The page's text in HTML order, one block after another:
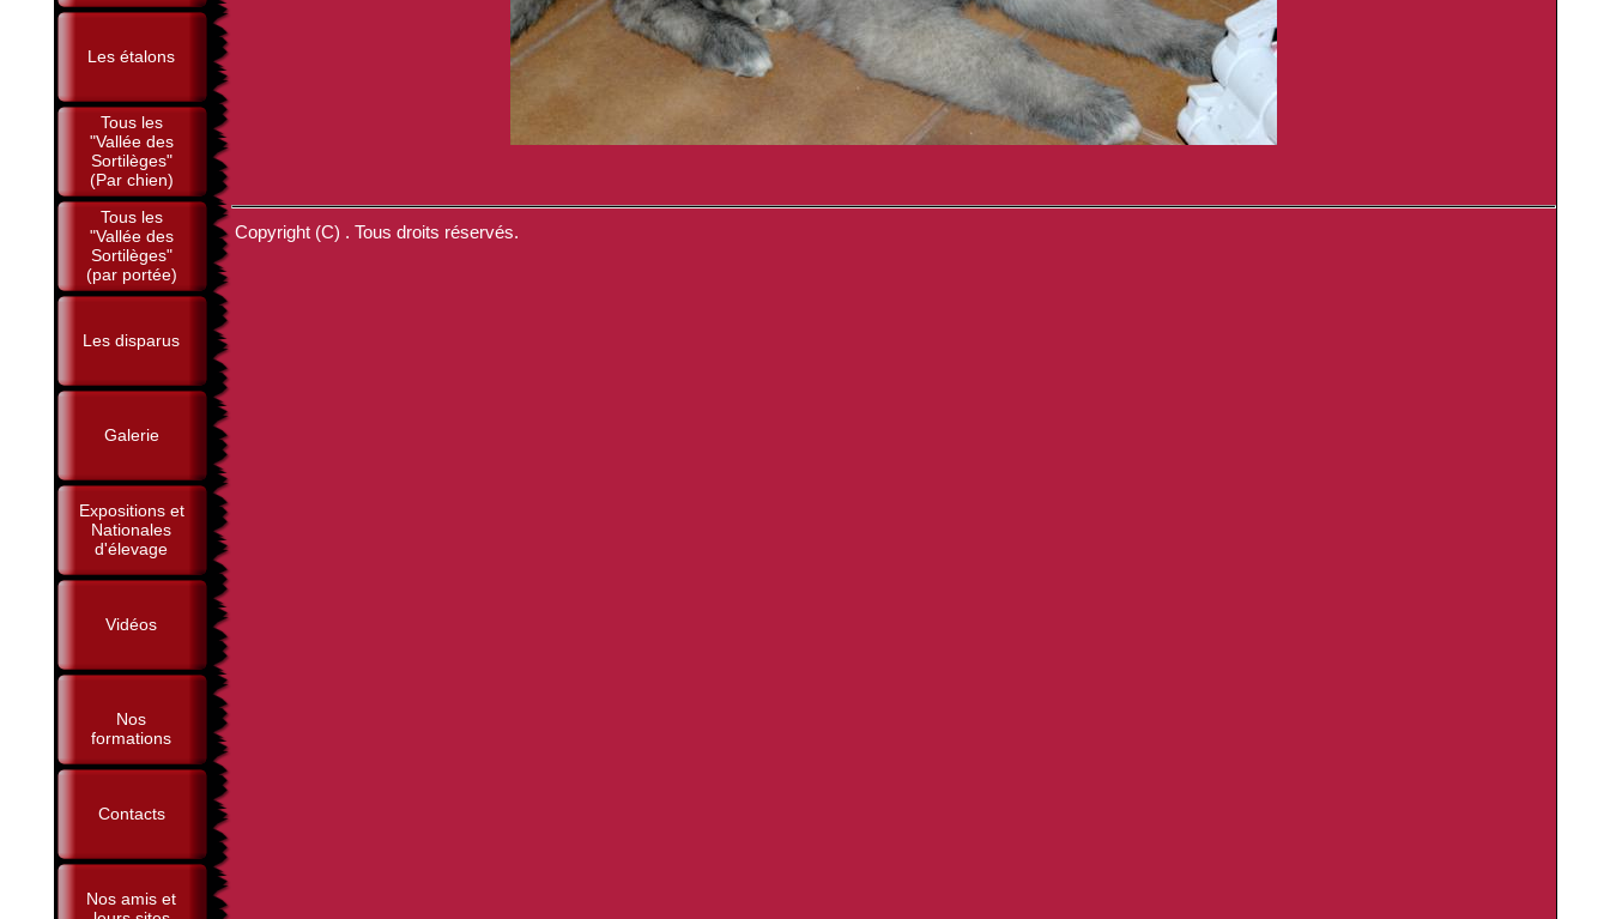
Les étalons
Tous les
"Vallée des
Sortilèges"
(Par chien)
Tous les
"Vallée des
Sortilèges"
(par portée)
Les disparus
Galerie
Expositions et
Nationales
d'élevage
Vidéos
Nos
formations
Contacts
Nos amis et
Copyright (C) . Tous droits réservés.